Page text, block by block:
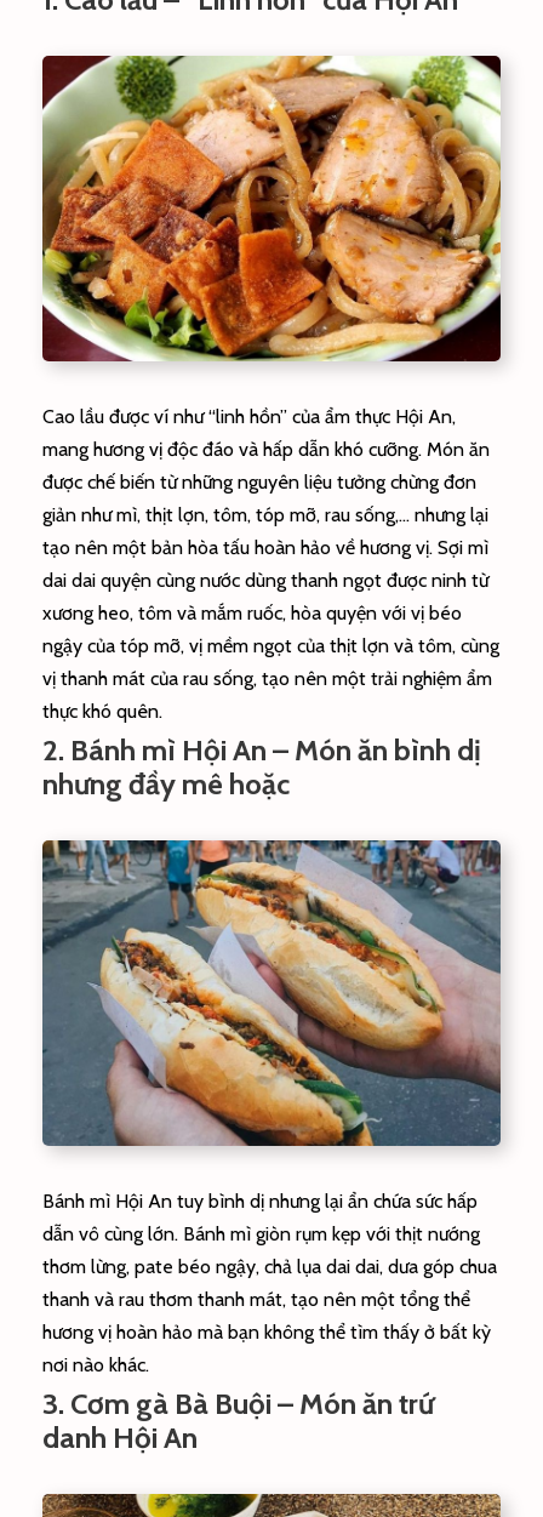
Cao lầu được ví như “linh hồn” của ẩm thực Hội An,
mang hương vị độc đáo và hấp dẫn khó cưỡng. Món ăn
được chế biến từ những nguyên liệu tưởng chừng đơn
giản như mì, thịt lợn, tôm, tóp mỡ, rau sống,… nhưng lại
tạo nên một bản hòa tấu hoàn hảo về hương vị. Sợi mì
dai dai quyện cùng nước dùng thanh ngọt được ninh từ
xương heo, tôm và mắm ruốc, hòa quyện với vị béo
ngậy của tóp mỡ, vị mềm ngọt của thịt lợn và tôm, cùng
vị thanh mát của rau sống, tạo nên một trải nghiệm ẩm
thực khó quên.
2. Bánh mì Hội An – Món ăn bình dị
nhưng đầy mê hoặc
Bánh mì Hội An tuy bình dị nhưng lại ẩn chứa sức hấp
dẫn vô cùng lớn. Bánh mì giòn rụm kẹp với thịt nướng
thơm lừng, pate béo ngậy, chả lụa dai dai, dưa góp chua
thanh và rau thơm thanh mát, tạo nên một tổng thể
hương vị hoàn hảo mà bạn không thể tìm thấy ở bất kỳ
nơi nào khác.
3. Cơm gà Bà Buội – Món ăn trứ
danh Hội An